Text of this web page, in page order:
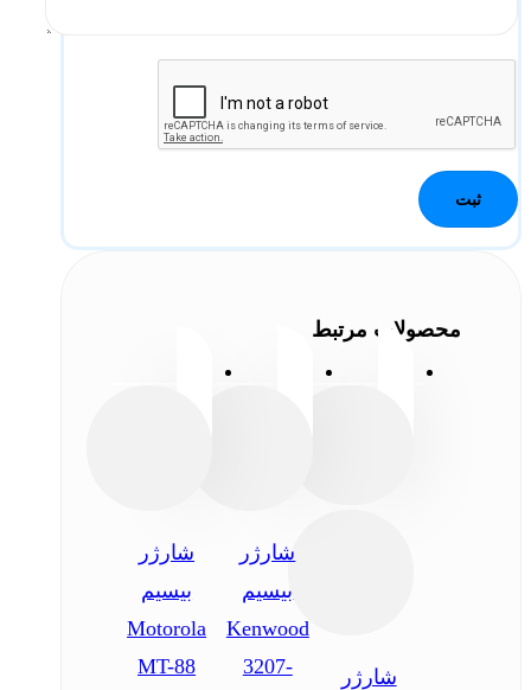
محصولات مرتبط
شارژر
شارژر
بیسیم
Kenwood
3207-
شارژر
بیسیم
Motorola
MT-88